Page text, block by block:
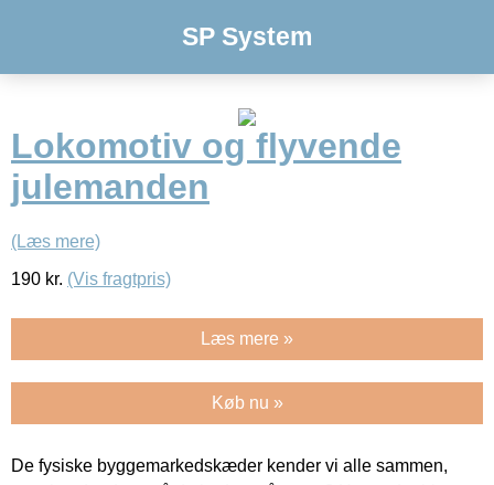
SP System
Lokomotiv og flyvende
julemanden
(Læs mere)
190 kr. (Vis fragtpris)
Læs mere »
Køb nu »
De fysiske byggemarkedskæder kender vi alle sammen,